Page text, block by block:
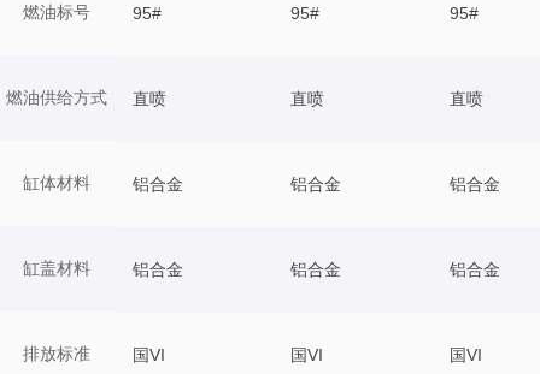
燃油标号
燃油供给方式
缸体材料
缸盖材料
排放标准
95# 95# 95#
直喷 直喷 直喷
铝合金 铝合金 铝合金
铝合金 铝合金 铝合金
国VI 国VI 国VI